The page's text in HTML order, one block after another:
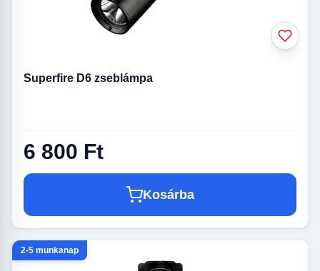
Superfire D6 zseblámpa
6 800 Ft
Kosárba
2-5 munkanap